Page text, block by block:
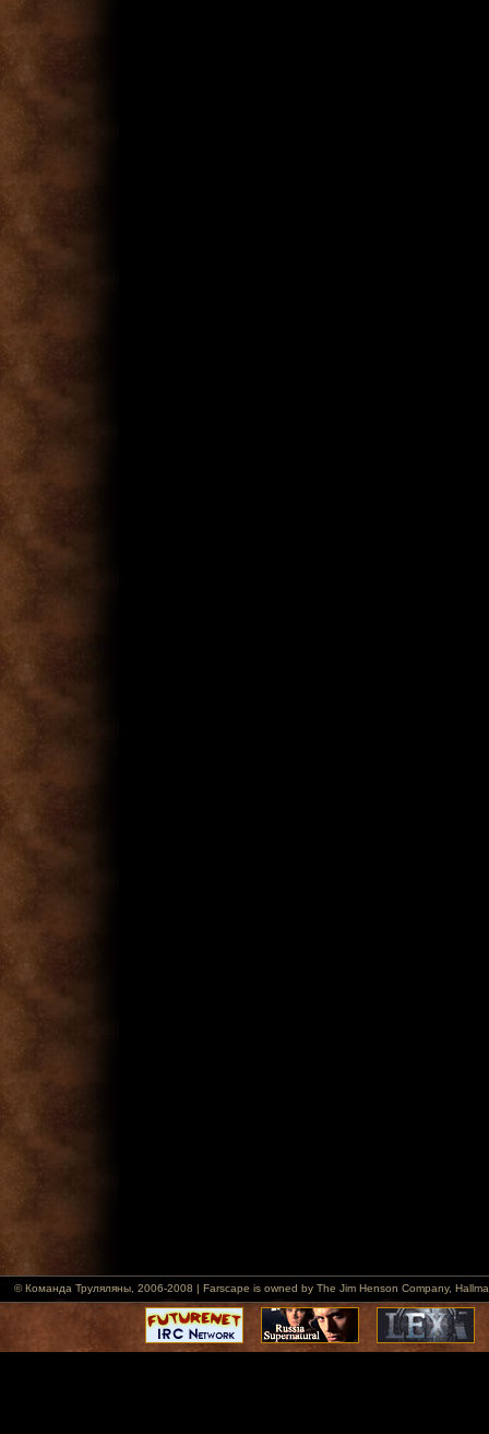
© Команда Труляляны, 2006-2008 | Farscape is owned by The Jim Henson Company,